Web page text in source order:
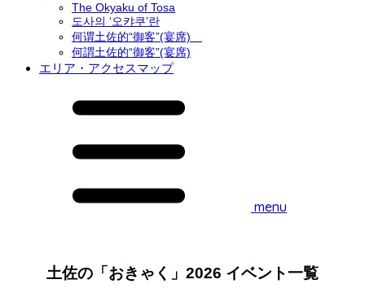
The Okyaku of Tosa
도사의 ‘오캬쿠’란
何谓土佐的“御客”(宴席)
何謂土佐的“御客”(宴席)
エリア・アクセスマップ
menu
土佐の「おきゃく」2026 イベント一覧